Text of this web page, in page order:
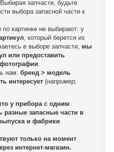
запчасти, будьте
выбора запасной части к
по картинке не выбирают: у
, который берется из
в выборе запчасти, мы
или предоставить
.
нам: бренд > модель
интересует (например,
у прибора с одним
разные запасные части в
и фабрики
только на момент
интернет-магазин.